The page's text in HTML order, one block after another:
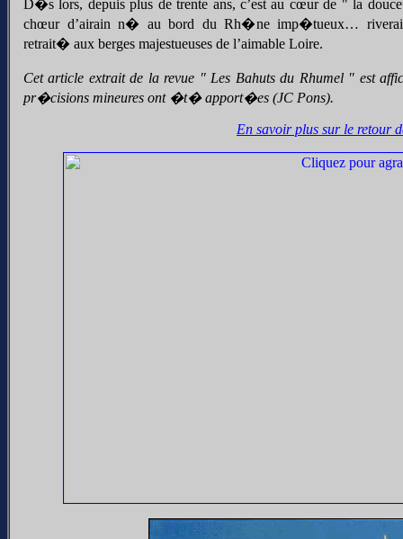
D�s lors, depuis plus de trente ans, c’est au cœur de " la
chœur d’airain n� au bord du Rh�ne imp�tueux…
retrait� aux berges majestueuses de l’aimable Loire.
Cet article extrait de la revue " Les Bahuts du Rhumel " est
pr�cisions mineures ont �t� apport�es (JC Pons).
En savoir plus sur le retour